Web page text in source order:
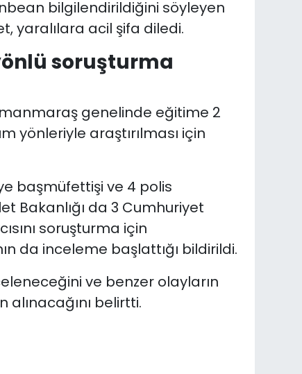
bilgilendirildiğini söyleyen
yaralılara acil şifa diledi.
soruşturma
genelinde eğitime 2
yönleriyle araştırılması için
başmüfettişi ve 4 polis
Bakanlığı da 3 Cumhuriyet
soruşturma için
da inceleme başlattığı bildirildi.
ve benzer olayların
belirtti.